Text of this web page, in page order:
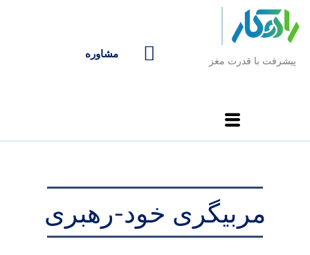
پیشرفت با قدرت مغز
مشاوره
مربیگری خود-رهبری